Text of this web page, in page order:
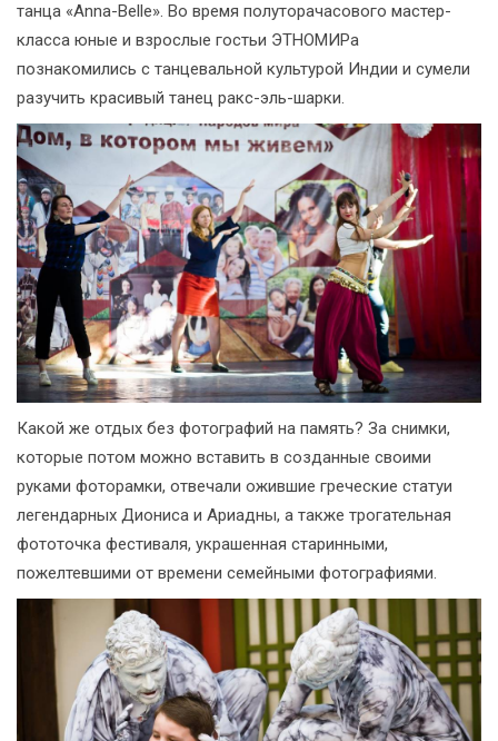
танца «Anna-Belle». Во время полуторачасового мастер-
класса юные и взрослые гостьи ЭТНОМИРа
познакомились с танцевальной культурой Индии и сумели
разучить красивый танец ракс-эль-шарки.
Какой же отдых без фотографий на память? За снимки,
которые потом можно вставить в созданные своими
руками фоторамки, отвечали ожившие греческие статуи
легендарных Диониса и Ариадны, а также трогательная
фототочка фестиваля, украшенная старинными,
пожелтевшими от времени семейными фотографиями.